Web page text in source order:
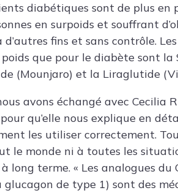
diabétiques sont de plus
en surpoids et souffrant
fins et sans contrôle.
que pour le diabète sont la
(Mounjaro) et la Liraglutide
avons échangé avec Cecilia
qu’elle nous explique en
les utiliser correctement.
le monde ni à toutes les
long terme. « Les analogues
glucagon de type 1) sont des